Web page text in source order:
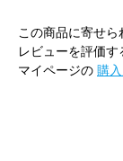
この商品に寄せら
レビューを評価す
マイページの 購